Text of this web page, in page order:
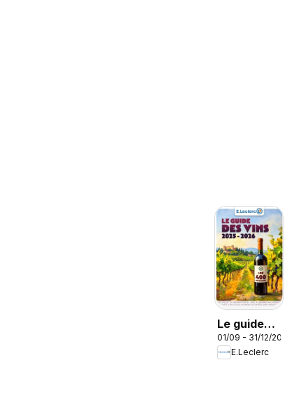
Le guide
des vins
01/09 - 31/12/2026
E.Leclerc